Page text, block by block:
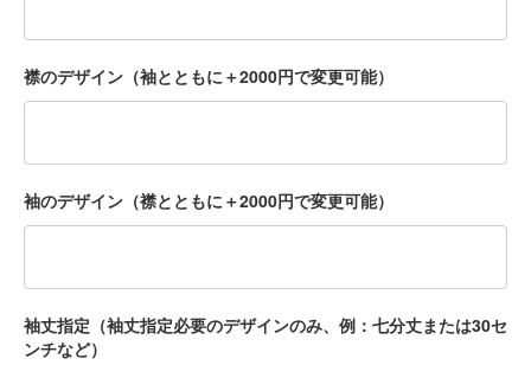
襟のデザイン（袖とともに＋2000円で変更可能）
袖のデザイン（襟とともに＋2000円で変更可能）
袖丈指定（袖丈指定必要のデザインのみ、例：七分丈または30セ
ンチなど）